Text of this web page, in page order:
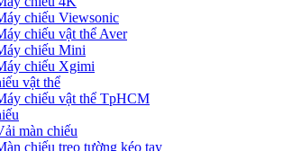
chiếu Viewsonic
chiếu vật thể Aver
chiếu Mini
chiếu Xgimi
vật thể
chiếu vật thể TpHCM
màn chiếu
chiếu treo tường kéo tay